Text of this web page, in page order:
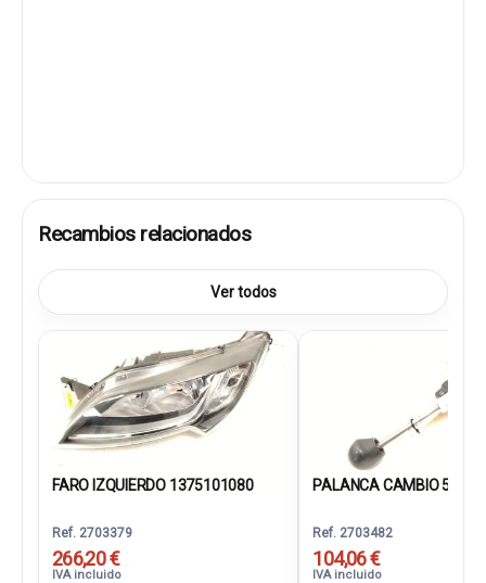
Recambios relacionados
Ver todos
FARO IZQUIERDO 1375101080
Ref. 2703379
266,20 €
IVA incluido
PALANCA CAMBIO
Ref. 2703482
104,06 €
IVA incluido